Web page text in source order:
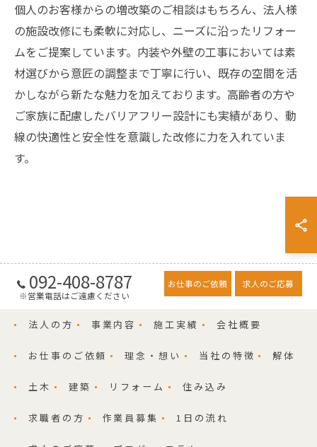
個人のお客様からの増改築のご相談はもちろん、法人様
の施設改修にも柔軟に対応し、ニーズに沿ったリフォー
ムをご提案しています。内装や外壁の工事においては素
材選びから意匠の調整まで丁寧に行い、既存の空間を活
かしながら新たな魅力を加えております。高齢者の方や
ご家族に配慮したバリアフリー設計にも実績があり、動
線の快適性と安全性を意識した改修に力を入れていま
す。
092-408-8787
※営業電話はご遠慮ください
お仕事のご依頼 求人のご応募
法人の方 事業内容 施工実績 会社概要
お仕事のご依頼 理念・想い 当社の特徴 解体
土木 建築 リフォーム 住み込み
求職者の方 作業員募集 1日の流れ